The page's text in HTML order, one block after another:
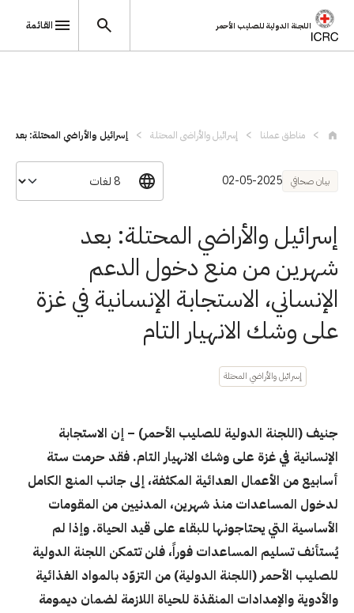
اللجنة الدولية للصليب الأحمر القائمة
مناطق عملنا إسرائيل والأراضي المحتلة إسرائيل والأراضي المحتلة:
بيان صحافي 02-05-2025
إسرائيل والأراضي المحتلة: بعد
شهرين من منع دخول الدعم
الإنساني، الاستجابة الإنسانية في غزة
على وشك الانهيار التام
إسرائيل والأراضي المحتلة
جنيف (اللجنة الدولية للصليب الأحمر) – إن الاستجابة
الإنسانية في غزة على وشك الانهيار التام. فقد حرمت ستة
أسابيع من الأعمال العدائية المكثفة، إلى جانب المنع الكامل
لدخول المساعدات منذ شهرين، المدنيين من المقومات
الأساسية التي يحتاجونها للبقاء على قيد الحياة. وإذا لم
يُستأنف تسليم المساعدات فوراً، فلن تتمكن اللجنة الدولية
للصليب الأحمر (اللجنة الدولية) من التزوّد بالمواد الغذائية
والأدوية والإمدادات المنقذة للحياة اللازمة لضمان ديمومة